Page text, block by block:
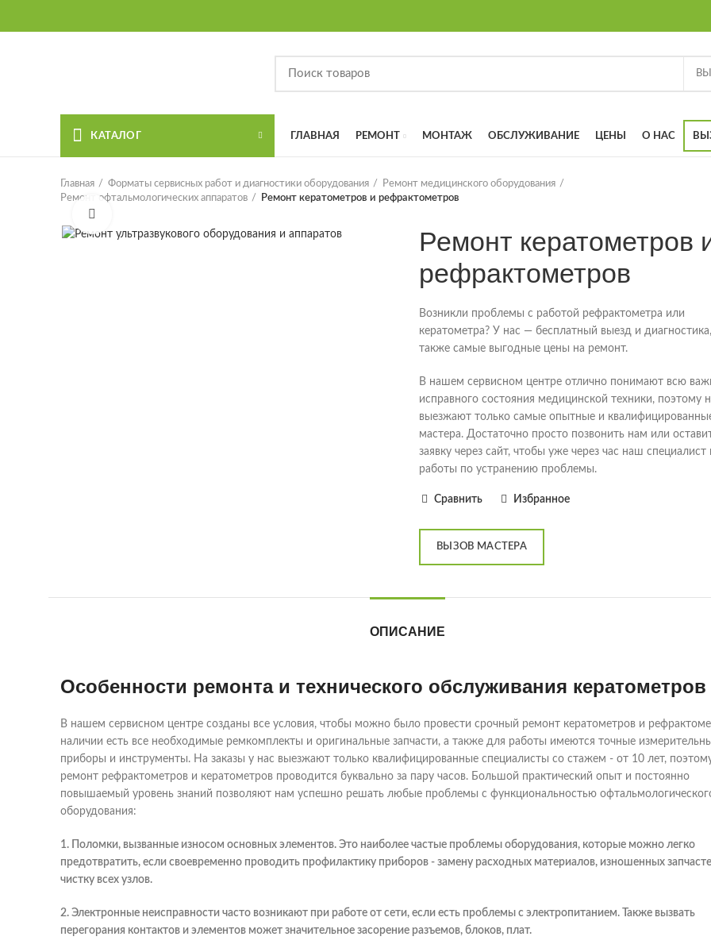
КАТАЛОГ ГЛАВНАЯ РЕМОНТ МОНТАЖ ОБСЛУЖИВАНИЕ ЦЕНЫ О НАС
Главная Форматы сервисных работ и диагностики оборудования
Ремонт медицинского оборудования
Ремонт офтальмологических аппаратов
Ремонт кератометров и рефрактометров
Ремонт кератометров
рефрактометров
Возникли проблемы с работой рефрактометра или
кератометра? У нас — бесплатный выезд и
также самые выгодные цены на ремонт.
В нашем сервисном центре отлично понимают всю
исправного состояния медицинской техники, поэтому
выезжают только самые опытные и
мастера. Достаточно просто позвонить нам или
заявку через сайт, чтобы уже через час наш специалист
работы по устранению проблемы.
Сравнить Избранное
ВЫЗОВ МАСТЕРА
ОПИСАНИЕ
Особенности ремонта и технического обслуживания кератометров
В нашем сервисном центре созданы все условия, чтобы можно было провести срочный ремонт кератометров и
наличии есть все необходимые ремкомплекты и оригинальные запчасти, а также для работы имеются точные
приборы и инструменты. На заказы у нас выезжают только квалифицированные специалисты со стажем - от 10 лет,
ремонт рефрактометров и кератометров проводится буквально за пару часов. Большой практический опыт и постоянно
повышаемый уровень знаний позволяют нам успешно решать любые проблемы с функциональностью
оборудования:
1. Поломки, вызванные износом основных элементов. Это наиболее частые проблемы оборудования, которые можно легко
предотвратить, если своевременно проводить профилактику приборов - замену расходных материалов, изношенных
чистку всех узлов.
2. Электронные неисправности часто возникают при работе от сети, если есть проблемы с электропитанием. Также вызвать
перегорания контактов и элементов может значительное засорение разъемов, блоков, плат.